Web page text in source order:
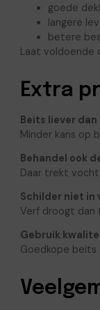
goede
langere
betere
Laat voldoende
Extra
Beits liever
Minder kans op
Behandel ook
Daar trekt
Schilder niet in
Verf droogt dan
Gebruik
Goedkope beits